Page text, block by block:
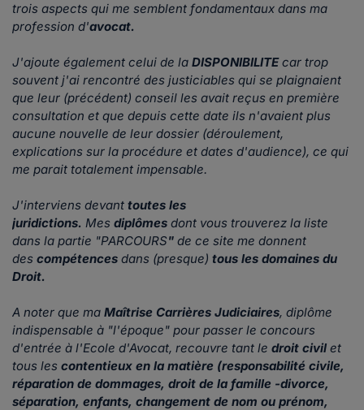
trois aspects qui me semblent fondamentaux dans ma
profession d'avocat.
J'ajoute également celui de la DISPONIBILITEcar trop
souvent j'ai rencontré des justiciables qui se plaignaient
que leur (précédent) conseil les avait reçus en première
consultation et que depuis cette date ils n'avaient plus
aucune nouvelle de leur dossier (déroulement,
explications sur la procédure et dates d'audience), ce qui
me parait totalement impensable.
J'interviens devant toutes les
juridictions. Mes diplômes dont vous trouverez la liste
dans la partie "PARCOURS" de ce site me donnent
des compétences dans (presque) tous les domaines du
Droit.
A noter que ma Maîtrise Carrières Judiciaires, diplôme
indispensable à "l'époque" pour passer le concours
d'entrée à l'Ecole d'Avocat, recouvre tant le droit civil et
tous les contentieux en la matière (responsabilité civile,
réparation de dommages, droit de la famille -divorce,
séparation, enfants, changement de nom ou prénom,